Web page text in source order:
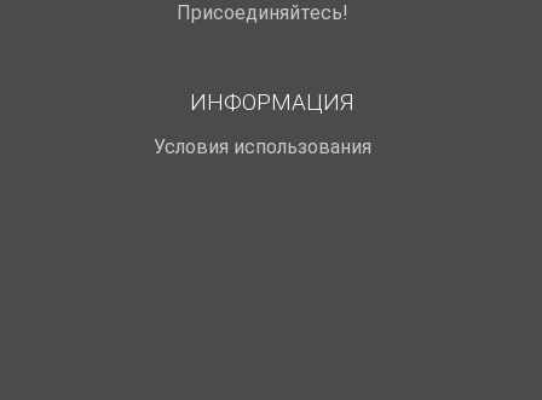
Присоединяйтесь!
ИНФОРМАЦИЯ
Условия использования